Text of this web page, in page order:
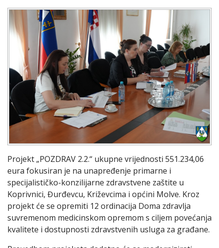
Projekt „POZDRAV 2.2.“ ukupne vrijednosti 551.234,06
eura fokusiran je na unapređenje primarne i
specijalističko-konzilijarne zdravstvene zaštite u
Koprivnici, Đurđevcu, Križevcima i općini Molve. Kroz
projekt će se opremiti 12 ordinacija Doma zdravlja
suvremenom medicinskom opremom s ciljem povećanja
kvalitete i dostupnosti zdravstvenih usluga za građane.